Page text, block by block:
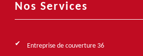
Nos Services
Entreprise de couverture 36